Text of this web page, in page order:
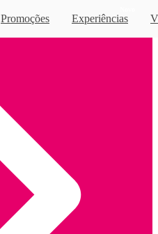
Promoções Experiências